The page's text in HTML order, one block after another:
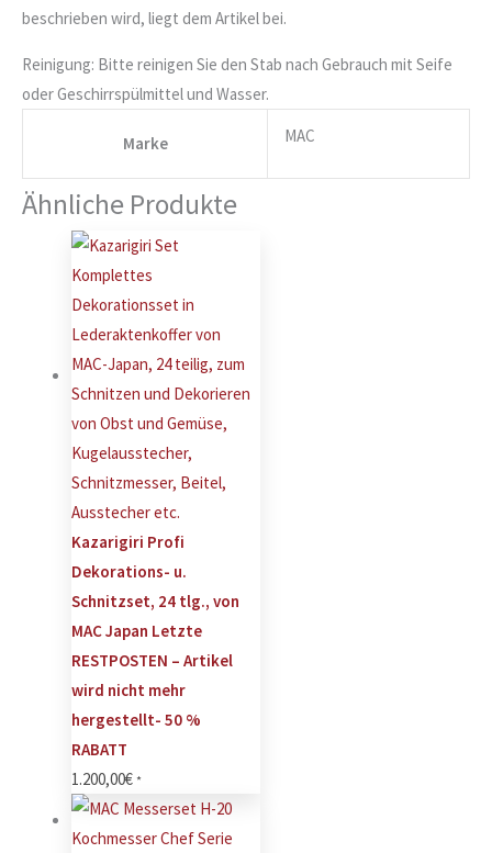
beschrieben wird, liegt dem Artikel bei.
Reinigung: Bitte reinigen Sie den Stab nach Gebrauch mit Seife
oder Geschirrspülmittel und Wasser.
Marke MAC
Ähnliche Produkte
Kazarigiri Profi
Dekorations- u.
Schnitzset, 24 tlg., von
MAC Japan Letzte
RESTPOSTEN – Artikel
wird nicht mehr
hergestellt- 50 %
RABATT
1.200,00€ *